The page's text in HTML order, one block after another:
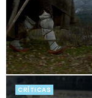
CRÍTICAS